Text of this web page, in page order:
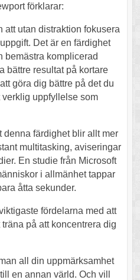
förklarar:
att utan distraktion fokusera
Det är en färdighet
bemästra komplicerad
bättre resultat på kortare
göra dig bättre på det du
uppfyllelse som
denna färdighet blir allt mer
multitasking, aviseringar
En studie från Microsoft
i allmänhet tappar
åtta sekunder.
fördelarna med att
på att koncentrera dig
all din uppmärksamhet
en annan värld. Och vill